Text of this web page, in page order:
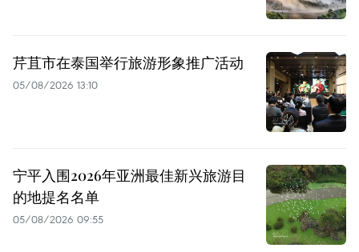
芹苴市在泰国举行旅游形象推广活动
05/08/2026 13:10
宁平入围2026年亚洲最佳新兴旅游目
的地提名名单
05/08/2026 09:55